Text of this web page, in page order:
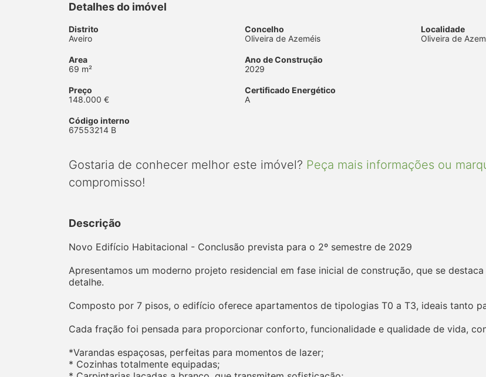
Detalhes do imóvel
Distrito
Aveiro
Concelho
Oliveira de Azeméis
Localidade
Oliveira de
Area
69 m²
Ano de Construção
2029
Preço
148.000 €
Certificado Energético
A
Código interno
67553214 B
Gostaria de conhecer melhor este imóvel? Peça mais informações ou
compromisso!
Descrição
Novo Edifício Habitacional - Conclusão prevista para o 2º semestre de 2029
Apresentamos um moderno projeto residencial em fase inicial de construção, que se
detalhe.
Composto por 7 pisos, o edifício oferece apartamentos de tipologias T0 a T3, ideais tanto
Cada fração foi pensada para proporcionar conforto, funcionalidade e qualidade de vida,
*Varandas espaçosas, perfeitas para momentos de lazer;
* Cozinhas totalmente equipadas;